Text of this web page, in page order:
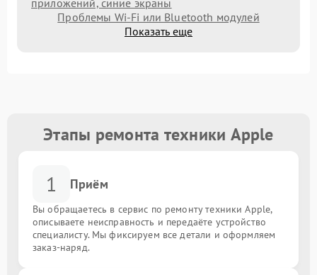
приложений, синие экраны
Проблемы Wi‑Fi или Bluetooth модулей
Показать еще
Этапы ремонта техники Apple
1 Приём
Вы обращаетесь в сервис по ремонту техники Apple,
описываете неисправность и передаёте устройство
специалисту. Мы фиксируем все детали и оформляем
заказ-наряд.